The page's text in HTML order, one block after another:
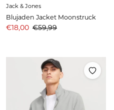
Jack & Jones
Blujaden Jacket Moonstruck
Aanbiedingsprijs
€18,00 Prijs
€59,99